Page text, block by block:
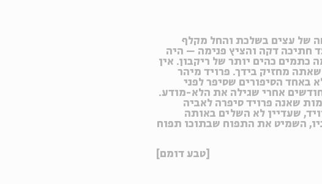
בחורשה של עצים בשלכת והחל מקלף
חתיכה דקה והציץ פנימה – היה
כתמים כהים יותר של ריקבון. אין
מחזיק בידך. פרויד מיהר
באחד הסיפורים שסיפר לפני
שנולדה ב-1895 – כמה חודשים אחרי שגילה את הלא-מודע.
שאנה פרויד סיפרה לאביה
שעדיין לא השלים באותה
השמיט את התפוח שבתוכו תפוח
[טבע דומם]